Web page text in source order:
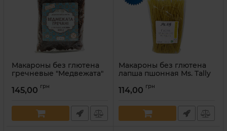
Макароны без глютена
гречневые "Медвежата"
Артикул: 4820216950540
145,00 грн
Макароны без глютена
лапша пшонная Ms. Tally
Артикул: 4820216950748
114,00 грн